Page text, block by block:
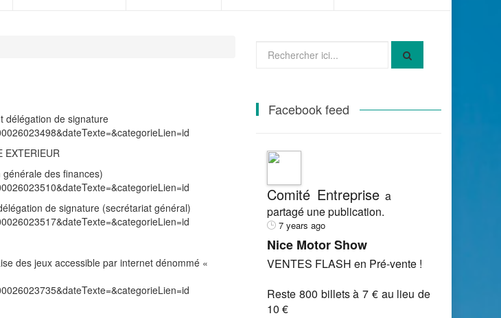
délégation de signature
EXTERIEUR
des finances)
de signature (secrétariat général)
des jeux accessible par internet dénommé «
pour
Facebook feed
Comité Entreprisea
partagé une publication.
7 years ago
Nice Motor Show
VENTES FLASH en Pré-vente !
Reste 800 billets à 7 € au lieu de
10 €